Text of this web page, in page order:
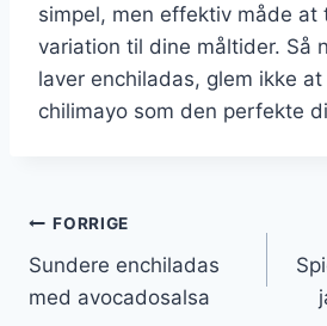
simpel, men effektiv måde at
variation til dine måltider. Så
laver enchiladas, glem ikke
chilimayo som den perfekte
Indlægsnavigation
FORRIGE
Sundere enchiladas
med avocadosalsa